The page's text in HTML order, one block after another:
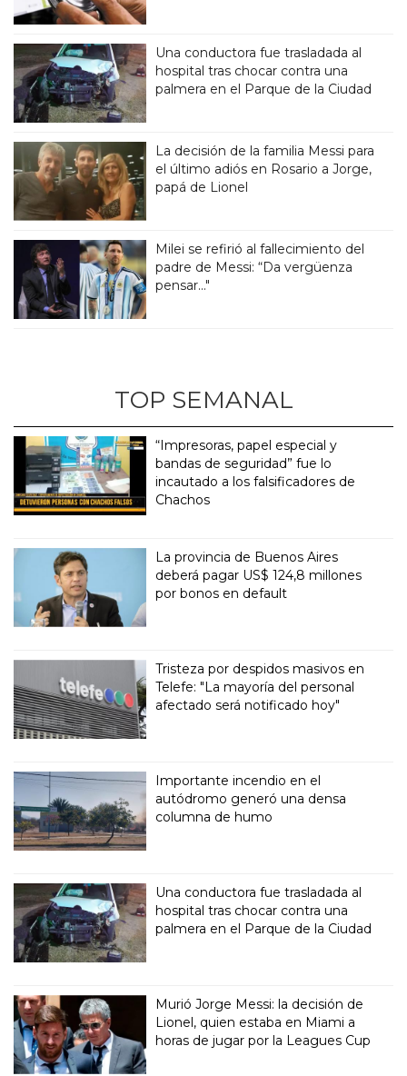
Una conductora fue trasladada al
hospital tras chocar contra una
palmera en el Parque de la Ciudad
La decisión de la familia Messi para
el último adiós en Rosario a Jorge,
papá de Lionel
Milei se refirió al fallecimiento del
padre de Messi: “Da vergüenza
pensar..."
TOP SEMANAL
“Impresoras, papel especial y
bandas de seguridad” fue lo
incautado a los falsificadores de
Chachos
La provincia de Buenos Aires
deberá pagar US$ 124,8 millones
por bonos en default
Tristeza por despidos masivos en
Telefe: "La mayoría del personal
afectado será notificado hoy"
Importante incendio en el
autódromo generó una densa
columna de humo
Una conductora fue trasladada al
hospital tras chocar contra una
palmera en el Parque de la Ciudad
Murió Jorge Messi: la decisión de
Lionel, quien estaba en Miami a
horas de jugar por la Leagues Cup